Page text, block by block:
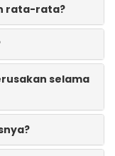
rata-rata?
selama